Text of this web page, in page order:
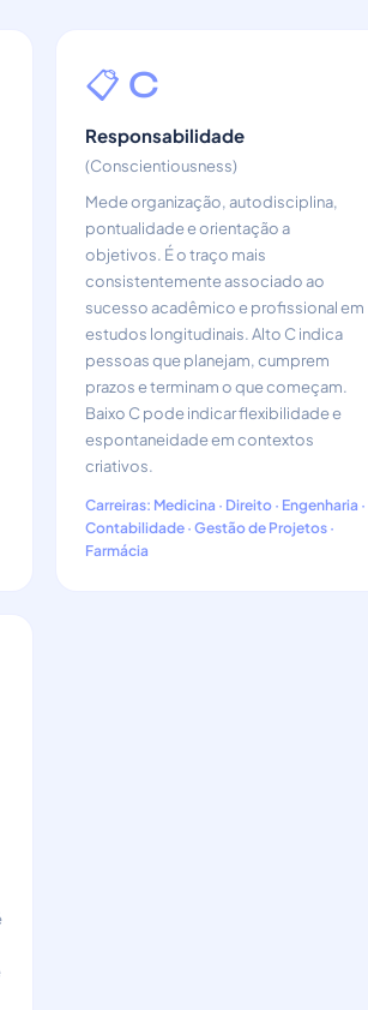
📋 C
Responsabilidade
(Conscientiousness)
Mede organização, autodisciplina,
pontualidade e orientação a
objetivos. É o traço mais
consistentemente associado ao
sucesso acadêmico e profissional em
estudos longitudinais. Alto C indica
pessoas que planejam, cumprem
prazos e terminam o que começam.
Baixo C pode indicar flexibilidade e
espontaneidade em contextos
criativos.
Carreiras: Medicina · Direito · Engenharia ·
Contabilidade · Gestão de Projetos ·
Farmácia